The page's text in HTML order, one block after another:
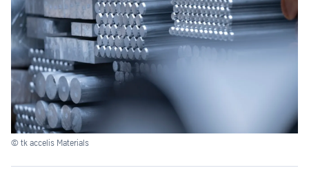
© tk accelis Materials